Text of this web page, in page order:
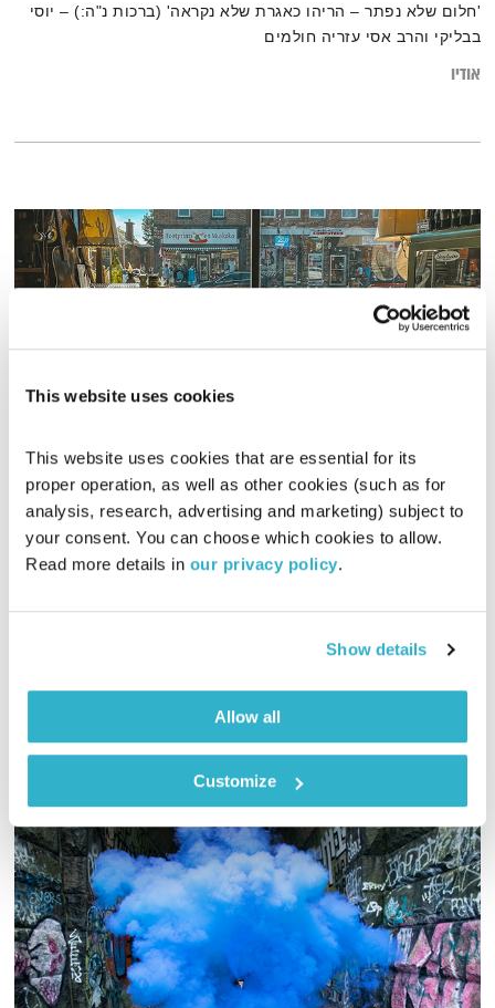
This website uses cookies
This website uses cookies that are essential for its
proper operation, as well as other cookies (such as for
analysis, research, advertising and marketing) subject to
your consent. You can choose which cookies to allow.
Read more details in our privacy policy.
Show details
Allow all
Customize
'חלום שלא נפתר – הריהו כאגרת שלא נקראה' (ברכות נ"ה:) – יוסי
בבליקי והרב אסי עזריה חולמים
אודיו
מנועים קדימה – 29.8.23
מנועים קדימה
גלית גורא-עיני
29.08.23
00:58:51
של גלית גורא-עיני
אודיו